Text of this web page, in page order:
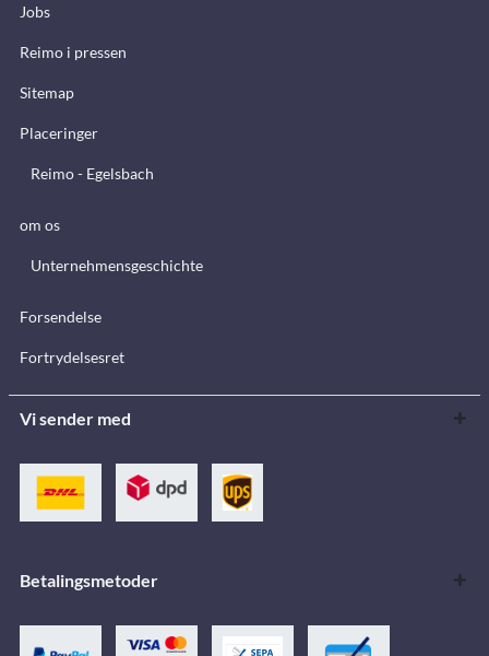
Jobs
Reimo i pressen
Sitemap
Placeringer
Reimo - Egelsbach
om os
Unternehmensgeschichte
Forsendelse
Fortrydelsesret
Vi sender med
Betalingsmetoder